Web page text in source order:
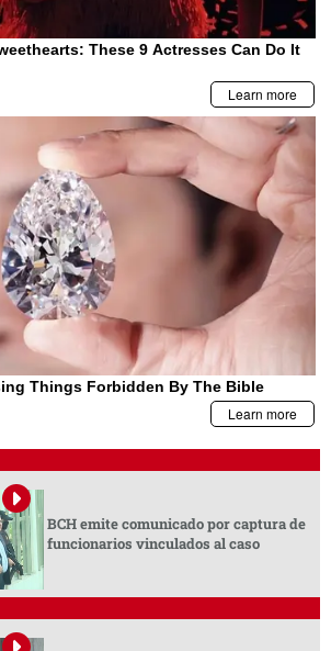
BCH emite comunicado por captura de
funcionarios vinculados al caso